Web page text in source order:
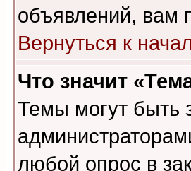
объявлений, вам
Вернуться к
Что значит
Темы могут быть
любой опрос в